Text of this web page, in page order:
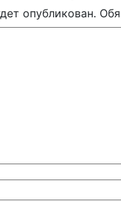
опубликован.